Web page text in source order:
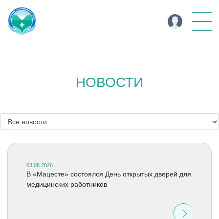
НОВОСТИ
03.08.2026
В «Мацесте» состоялся День открытых дверей для
медицинских работников